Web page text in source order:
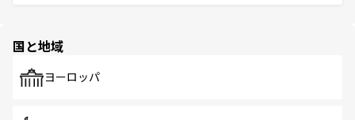
で、ホーカーズは地元の風情を楽しめる外せないスポット
国と地域
ヨーロッパ